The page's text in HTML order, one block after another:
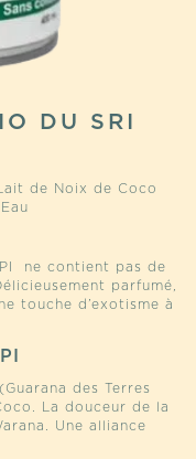
DU SRI
de Noix de Coco
ne contient pas de
parfumé,
touche d’exotisme à
des Terres
La douceur de la
Une alliance